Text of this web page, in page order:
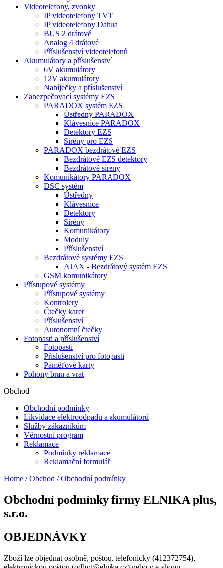
Videotelefony, zvonky
IP videotelefony TVT
IP videotelefony Dahua
BUS 2 drátové
Analog 4 drátové
Příslušenství videotelefonů
Akumulátory a příslušenství
6V akumulátory
12V akumulátory
Nabíječky a příslušenství
Zabezpečovací systémy EZS
PARADOX systém EZS
Ústředny PARADOX
Klávesnice PARADOX
Detektory EZS
Sirény pro EZS
PARADOX bezdrátové EZS
Bezdrátové EZS detektory
Bezdrátové sirény
Komunikátory PARADOX
DSC systém
Ústředny
Klávesnice
Detektory
Sirény
Komunikátory
Moduly
Příslušenství
Bezdrátové systémy EZS
AJAX - Bezdrátový systém EZS
GSM komunikátory
Přístupové systémy
Přístupové systémy
Kontrolery
Čtečky karet
Příslušenství
Autonomní čtečky
Fotopasti a příslušenství
Fotopasti
Příslušenství pro fotopasti
Paměťové karty
Pohony bran a vrat
Obchod
Obchodní podmínky
Likvidace elektroodpadu a akumulátorů
Služby zákazníkům
Věrnostní program
Reklamace
Podmínky reklamace
Reklamační formulář
Home / Obchod / Obchodní podmínky
Obchodní podmínky firmy ELNIKA plus,
s.r.o.
OBJEDNÁVKY
Zboží lze objednat osobně, poštou, telefonicky (412372754),